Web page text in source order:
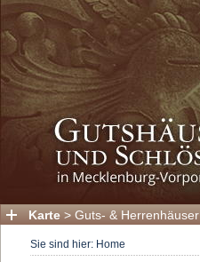
Karte > Guts- & Herrenhäuser
Sie sind hier: Home